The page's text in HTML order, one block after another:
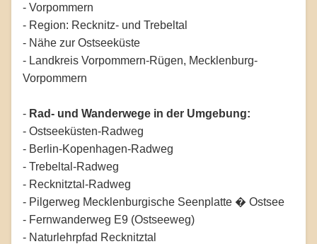
- Vorpommern
- Region: Recknitz- und Trebeltal
- Nähe zur Ostseeküste
- Landkreis Vorpommern-Rügen, Mecklenburg-
Vorpommern
- Rad- und Wanderwege in der Umgebung:
- Ostseeküsten-Radweg
- Berlin-Kopenhagen-Radweg
- Trebeltal-Radweg
- Recknitztal-Radweg
- Pilgerweg Mecklenburgische Seenplatte � Ostsee
- Fernwanderweg E9 (Ostseeweg)
- Naturlehrpfad Recknitztal